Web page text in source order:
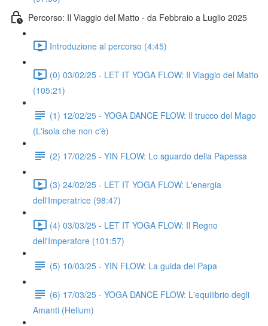
Percorso: Il Viaggio del Matto - da Febbraio a Luglio 2025
Introduzione al percorso (4:45)
(0) 03/02/25 - LET IT YOGA FLOW: Il Viaggio del Matto
(105:21)
(1) 12/02/25 - YOGA DANCE FLOW: Il trucco del Mago
(L'isola che non c'è)
(2) 17/02/25 - YIN FLOW: Lo sguardo della Papessa
(3) 24/02/25 - LET IT YOGA FLOW: L'energia
dell'Imperatrice (98:47)
(4) 03/03/25 - LET IT YOGA FLOW: Il Regno
dell'Imperatore (101:57)
(5) 10/03/25 - YIN FLOW: La guida del Papa
(6) 17/03/25 - YOGA DANCE FLOW: L'equilibrio degli
Amanti (Helium)